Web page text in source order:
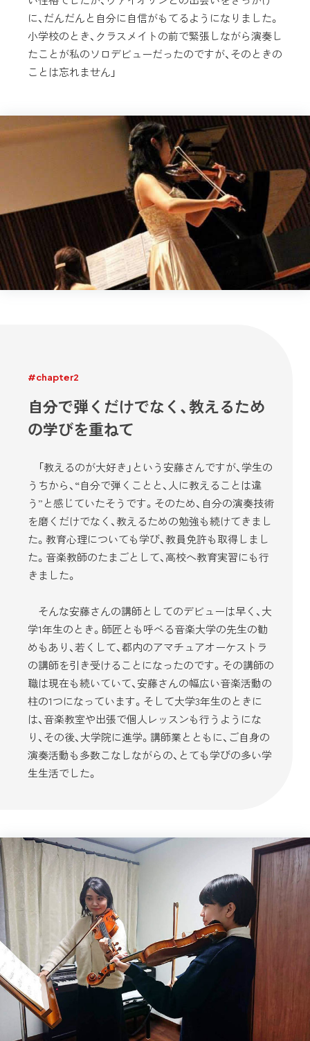
に、だんだんと自分に自信がもてるようになりました。
小学校のとき、クラスメイトの前で緊張しながら演奏し
たことが私のソロデビューだったのですが、そのときの
ことは忘れません」
#chapter2
自分で弾くだけでなく、教えるため
の学びを重ねて
「教えるのが大好き」という安藤さんですが、学生の
うちから、“自分で弾くことと、人に教えることは違
う”と感じていたそうです。そのため、自分の演奏技術
を磨くだけでなく、教えるための勉強も続けてきまし
た。教育心理についても学び、教員免許も取得しまし
た。音楽教師のたまごとして、高校へ教育実習にも行
きました。
そんな安藤さんの講師としてのデビューは早く、大
学1年生のとき。師匠とも呼べる音楽大学の先生の勧
めもあり、若くして、都内のアマチュアオーケストラ
の講師を引き受けることになったのです。その講師の
職は現在も続いていて、安藤さんの幅広い音楽活動の
柱の1つになっています。そして大学3年生のときに
は、音楽教室や出張で個人レッスンも行うようにな
り、その後、大学院に進学。講師業とともに、ご自身の
演奏活動も多数こなしながらの、とても学びの多い学
生生活でした。